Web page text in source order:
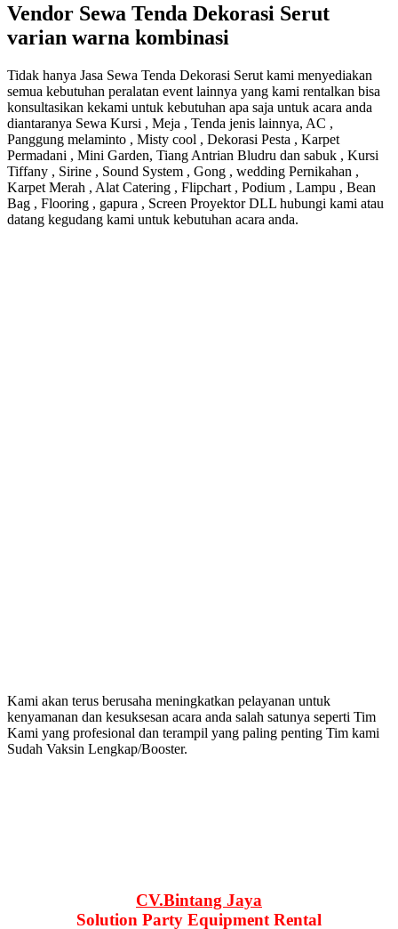
Vendor Sewa Tenda Dekorasi Serut
varian warna kombinasi
Tidak hanya Jasa Sewa Tenda Dekorasi Serut kami menyediakan
semua kebutuhan peralatan event lainnya yang kami rentalkan bisa
konsultasikan kekami untuk kebutuhan apa saja untuk acara anda
diantaranya Sewa Kursi , Meja , Tenda jenis lainnya, AC ,
Panggung melaminto , Misty cool , Dekorasi Pesta , Karpet
Permadani , Mini Garden, Tiang Antrian Bludru dan sabuk , Kursi
Tiffany , Sirine , Sound System , Gong , wedding Pernikahan ,
Karpet Merah , Alat Catering , Flipchart , Podium , Lampu , Bean
Bag , Flooring , gapura , Screen Proyektor DLL hubungi kami atau
datang kegudang kami untuk kebutuhan acara anda.
Kami akan terus berusaha meningkatkan pelayanan untuk
kenyamanan dan kesuksesan acara anda salah satunya seperti Tim
Kami yang profesional dan terampil yang paling penting Tim kami
Sudah Vaksin Lengkap/Booster.
CV.Bintang Jaya
Solution Party Equipment Rental